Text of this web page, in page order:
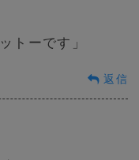
トーです」
返信